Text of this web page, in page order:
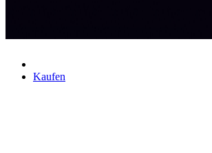
Kaufen